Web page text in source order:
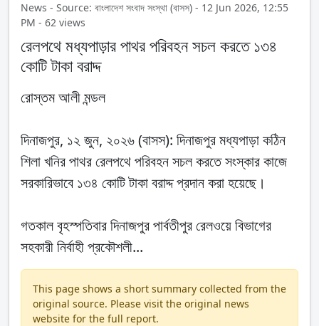
News - Source: বাংলাদেশ সংবাদ সংস্থা (বাসস) - 12 Jun 2026, 12:55
PM - 62 views
রেলপথে মধ্যপাড়ার পাথর পরিবহন সচল করতে ১৩৪
কোটি টাকা বরাদ্দ
রোস্তম আলী মন্ডল
দিনাজপুর, ১২ জুন, ২০২৬ (বাসস): দিনাজপুর মধ্যপাড়া কঠিন
শিলা খনির পাথর রেলপথে পরিবহন সচল করতে সংস্কার কাজে
সরকারিভাবে ১৩৪ কোটি টাকা বরাদ্দ প্রদান করা হয়েছে।
গতকাল বৃহস্পতিবার দিনাজপুর পার্বতীপুর রেলওয়ে বিভাগের
সহকারী নির্বাহী প্রকৌশলী...
This page shows a short summary collected from the
original source. Please visit the original news
website for the full report.